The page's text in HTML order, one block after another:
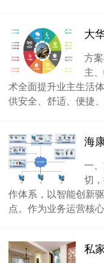
方
主
术全面提升业主生活
供安全、舒适、便捷
一
切
作体系，以智能创新
点。作为业务运营核
私